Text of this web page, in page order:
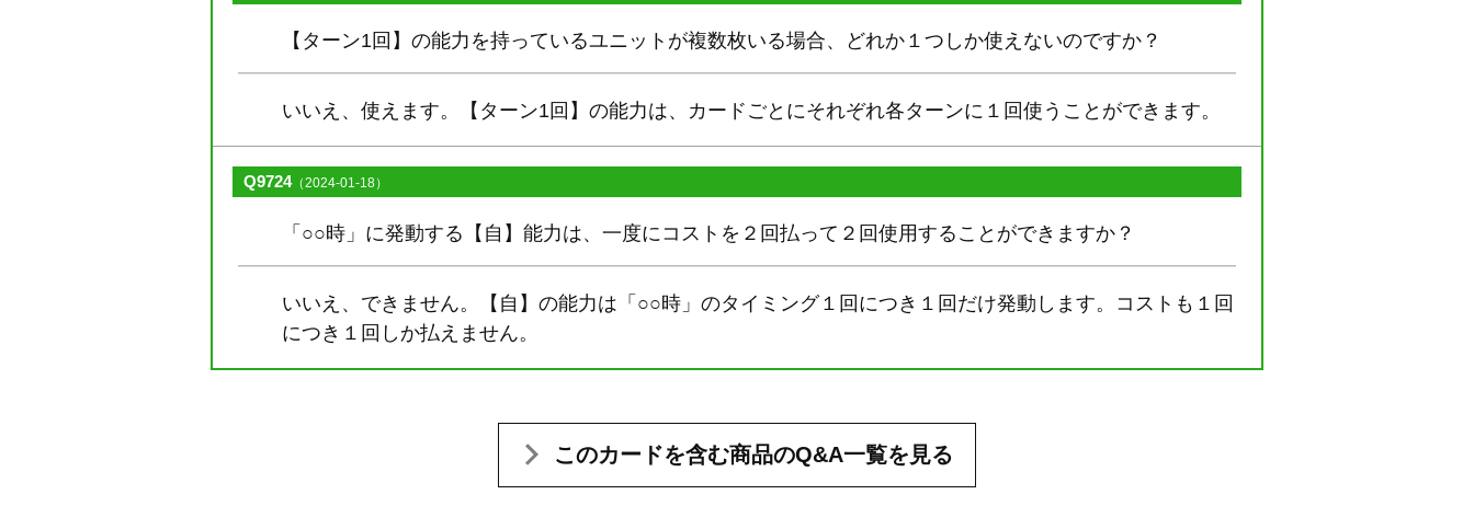
【ターン1回】の能力を持っているユニットが複数枚いる場合、どれか１つしか使えないのですか？
いいえ、使えます。【ターン1回】の能力は、カードごとにそれぞれ各ターンに１回使うことができます。
Q9724（2024-01-18）
「○○時」に発動する【自】能力は、一度にコストを２回払って２回使用することができますか？
いいえ、できません。【自】の能力は「○○時」のタイミング１回につき１回だけ発動します。コストも１回
につき１回しか払えません。
このカードを含む商品のQ&A一覧を見る